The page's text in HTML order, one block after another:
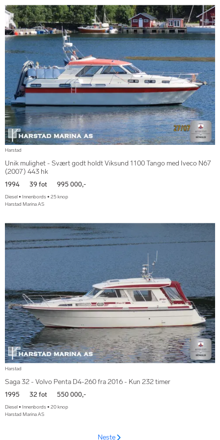
Harstad
Unik mulighet - Svært godt holdt Viksund 1100 Tango med Iveco N67
(2007) 443 hk
1994 39 fot 995 000,-
Diesel • Innenbords • 25 knop
Harstad Marina AS
Harstad
Saga 32 - Volvo Penta D4-260 fra 2016 - Kun 232 timer
1995 32 fot 550 000,-
Diesel • Innenbords • 20 knop
Harstad Marina AS
Neste